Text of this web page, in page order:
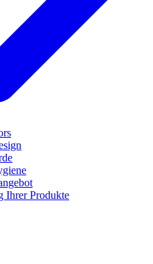
Ihrer Produkte